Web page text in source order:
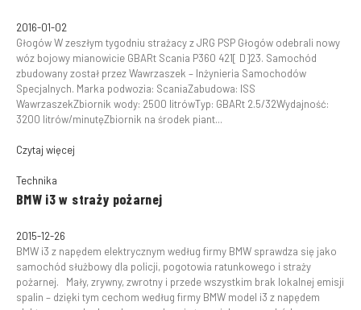
2016-01-02
Głogów W zeszłym tygodniu strażacy z JRG PSP Głogów odebrali nowy
wóz bojowy mianowicie GBARt Scania P360 421[ D]23. Samochód
zbudowany został przez Wawrzaszek – Inżynieria Samochodów
Specjalnych. Marka podwozia: ScaniaZabudowa: ISS
WawrzaszekZbiornik wody: 2500 litrówTyp: GBARt 2.5/32Wydajność:
3200 litrów/minutęZbiornik na środek piant...
Czytaj więcej
Technika
BMW i3 w straży pożarnej
2015-12-26
BMW i3 z napędem elektrycznym według firmy BMW sprawdza się jako
samochód służbowy dla policji, pogotowia ratunkowego i straży
pożarnej. Mały, zrywny, zwrotny i przede wszystkim brak lokalnej emisji
spalin – dzięki tym cechom według firmy BMW model i3 z napędem